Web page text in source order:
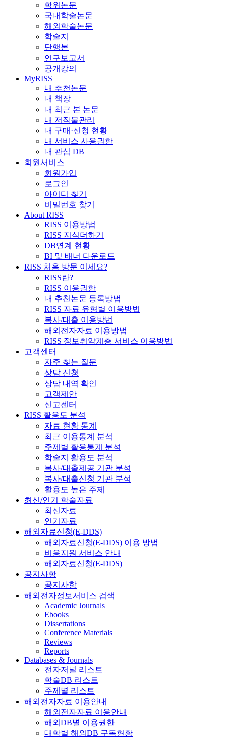
학위논문
국내학술논문
해외학술논문
학술지
단행본
연구보고서
공개강의
MyRISS
내 추천논문
내 책장
내 최근 본 논문
내 저작물관리
내 구매·신청 현황
내 서비스 사용권한
내 관심 DB
회원서비스
회원가입
로그인
아이디 찾기
비밀번호 찾기
About RISS
RISS 이용방법
RISS 지식더하기
DB연계 현황
BI 및 배너 다운로드
RISS 처음 방문 이세요?
RISS란?
RISS 이용권한
내 추천논문 등록방법
RISS 자료 유형별 이용방법
복사/대출 이용방법
해외전자자료 이용방법
RISS 정보취약계층 서비스 이용방법
고객센터
자주 찾는 질문
상담 신청
상담 내역 확인
고객제안
신고센터
RISS 활용도 분석
자료 현황 통계
최근 이용통계 분석
주제별 활용통계 분석
학술지 활용도 분석
복사/대출제공 기관 분석
복사/대출신청 기관 분석
활용도 높은 주제
최신/인기 학술자료
최신자료
인기자료
해외자료신청(E-DDS)
해외자료신청(E-DDS) 이용 방법
비용지원 서비스 안내
해외자료신청(E-DDS)
공지사항
공지사항
해외전자정보서비스 검색
Academic Journals
Ebooks
Dissertations
Conference Materials
Reviews
Reports
Databases & Journals
전자저널 리스트
학술DB 리스트
주제별 리스트
해외전자자료 이용안내
해외전자자료 이용안내
해외DB별 이용권한
대학별 해외DB 구독현황